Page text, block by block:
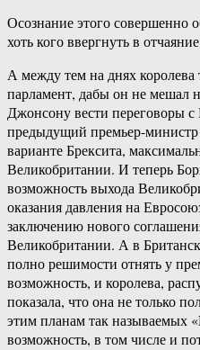
Осознание этого совершенно
хоть кого ввергнуть в
А между тем на днях королева
парламент, дабы он не мешал
Джонсону вести переговоры с
предыдущий премьер-
варианте Брексита,
Великобритании. И теперь
возможность выхода
оказания давления на
заключению нового
Великобритании. А в
полно решимости отнять у
возможность, и королева,
показала, что она не только
этим планам так называемых
возможность, в том числе и